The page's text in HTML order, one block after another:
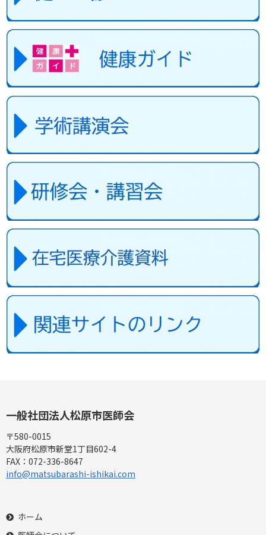
一般社団法人松原市医師会
〒580-0015
大阪府松原市新堂1丁目602-4
FAX： 072-336-8647
info@matsubarashi-ishikai.com
ホーム